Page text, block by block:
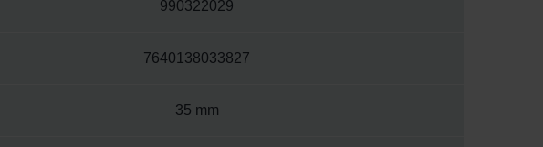
990322029
7640138033827
35 mm